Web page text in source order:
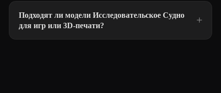
Подходят ли модели Исследовательское Судно
для игр или 3D-печати?